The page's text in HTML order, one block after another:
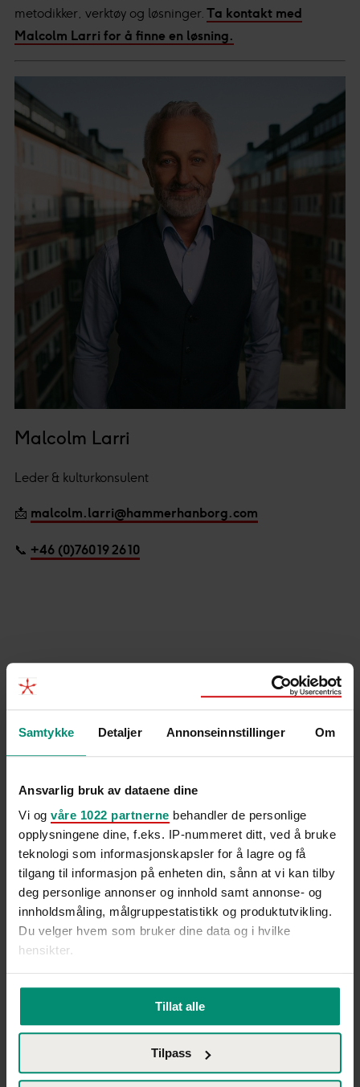
Samtykke Detaljer Annonseinnstillinger Om
Ansvarlig bruk av dataene dine
Vi og våre 1022 partnerne behandler de personlige
opplysningene dine, f.eks. IP-nummeret ditt, ved å bruke
teknologi som informasjonskapsler for å lagre og få
tilgang til informasjon på enheten din, sånn at vi kan tilby
deg personlige annonser og innhold samt annonse- og
innholdsmåling, målgruppestatistikk og produktutvikling.
Du velger hvem som bruker dine data og i hvilke
hensikter.
Hvis du gir oss lov, vil vi også gjerne:
Innhente informasjon om den geografiske
beliggenheten din, som kan være nøyaktig innenfor
Identifisere enheten din ved å aktivt skanne den
Tillat alle
Tilpass
metodikker, verktøy og løsninger. Ta kontakt med
Malcolm Larri for å finne en løsning.
Malcolm Larri
Leder & kulturkonsulent
📩 malcolm.larri@hammerhanborg.com
📞 +46 (0)760 19 26 10
Relaterte innlegg
Innsikt
Trine Larsen kommenterer NAV-
tallene: Derfor blir kampen om
kompetansen tøffere